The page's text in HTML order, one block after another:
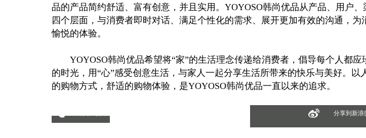
品的产品简约舒适、富有创意，并且实用。YOYOSO韩尚优品从产品、用户、
四个层面，与消费者即时对话、满足个性化的需求、展开更加有效的沟通，为
愉悦的体验。
YOYOSO韩尚优品希望将“家”的生活理念传递给消费者，倡导每个人都应
的时光，用“心”感受创意生活，与家人一起分享生活所带来的快乐与美好。以
的购物方式，舒适的购物体验，是YOYOSO韩尚优品一直以来的追求。
分享到新浪